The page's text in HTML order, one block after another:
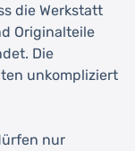
die Werkstatt
Originalteile
Die
unkompliziert
nur